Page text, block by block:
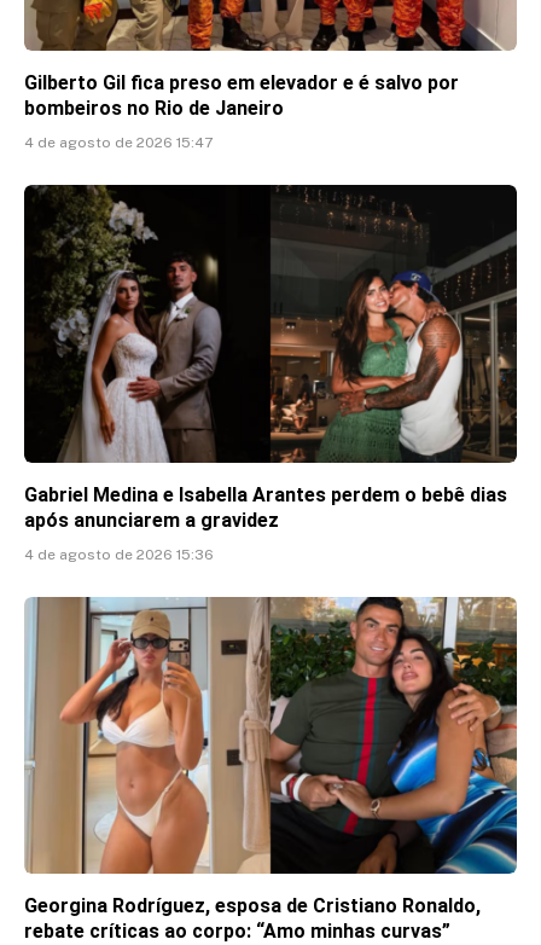
Gilberto Gil fica preso em elevador e é salvo por
bombeiros no Rio de Janeiro
4 de agosto de 2026 15:47
Gabriel Medina e Isabella Arantes perdem o bebê dias
após anunciarem a gravidez
4 de agosto de 2026 15:36
Georgina Rodríguez, esposa de Cristiano Ronaldo,
rebate críticas ao corpo: “Amo minhas curvas”